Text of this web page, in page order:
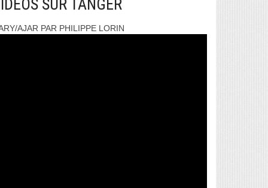
SUR TANGER
AJAR PAR PHILIPPE LORIN